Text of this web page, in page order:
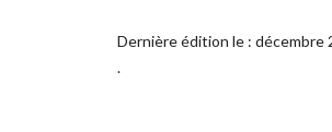
Dernière édition le : décembre
.